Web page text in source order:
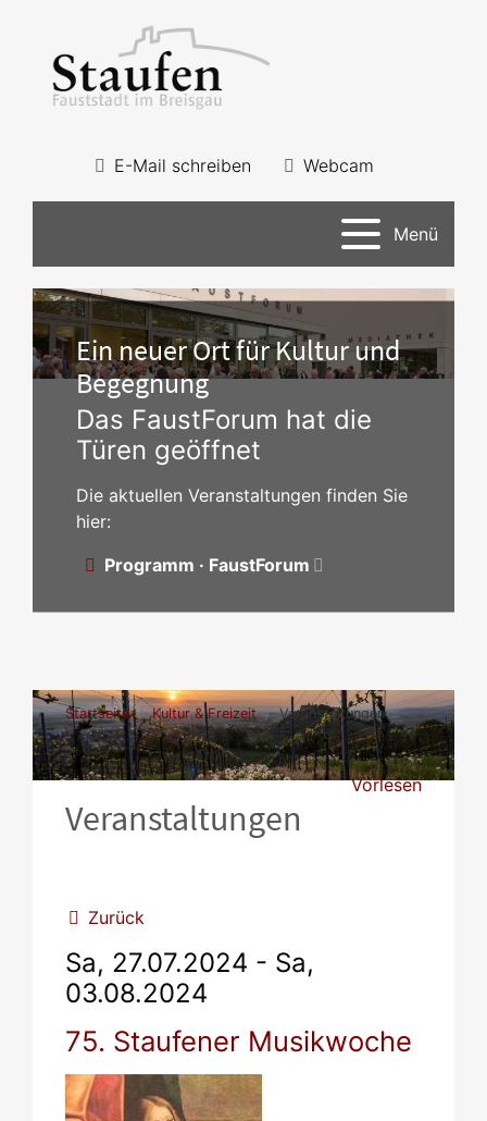
E-Mail schreiben Webcam
Menü
Ein neuer Ort für Kultur und
Begegnung
Das FaustForum hat die
Türen geöffnet
Die aktuellen Veranstaltungen finden Sie
hier:
Programm · FaustForum
Startseite Kultur & Freizeit Veranstaltungen
Vorlesen
Veranstaltungen
Zurück
Sa, 27.07.2024 - Sa,
03.08.2024
75. Staufener Musikwoche